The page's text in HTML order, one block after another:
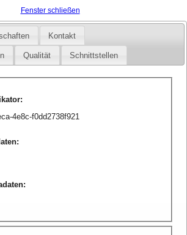
Fenster schließen
Kontakt
Qualität Schnittstellen
:
4e8c-f0dd2738f921
:
: